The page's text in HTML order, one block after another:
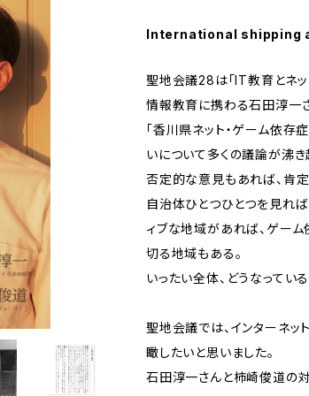
International shipping
聖地会議28は「IT教育とネッ
情報教育に携わる石田淳一
「香川県ネット・ゲーム依存
いについて多くの議論が沸き
否定的な意見もあれば、肯
自治体ひとつひとつを見れ
ィブな地域があれば、ゲー
切る地域もある。
いったい全体、どうなってい
聖地会議では、インターネッ
瞰したいと思いました。
石田淳一さんと柿崎俊道の対